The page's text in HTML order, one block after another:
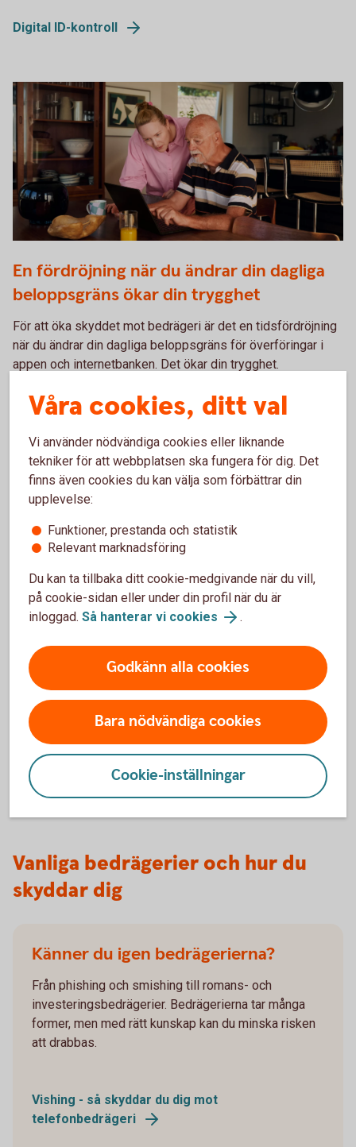
Digital ID-kontroll
En fördröjning när du ändrar din dagliga
beloppsgräns ökar din trygghet
För att öka skyddet mot bedrägeri är det en tidsfördröjning
när du ändrar din dagliga beloppsgräns för överföringar i
appen och internetbanken. Det ökar din trygghet.
Överföring – så ändrar du beloppsgräns
605380961
Bjursåskonto Trygg – ökat skydd mot
bedrägerier
Bedragare vill att du agerar snabbt. Med Bjursåskonto Trygg
skickas pengarna inte direkt vid överföringar i
internetbanken och appen, vilket ger dig tid att tänka efter.
Bjursåskonto Trygg – läs mer och öppna
Vanliga bedrägerier och hur du
skyddar dig
Känner du igen bedrägerierna?
Från phishing och smishing till romans- och
investeringsbedrägerier. Bedrägerierna tar många
former, men med rätt kunskap kan du minska risken
att drabbas.
Vishing - så skyddar du dig mot
telefonbedrägeri
Våra cookies, ditt val
Vi använder nödvändiga cookies eller liknande
tekniker för att webbplatsen ska fungera för dig. Det
finns även cookies du kan välja som förbättrar din
upplevelse:
Funktioner, prestanda och statistik
Relevant marknadsföring
Du kan ta tillbaka ditt cookie-medgivande när du vill,
på cookie-sidan eller under din profil när du är
inloggad. Så hanterar vi cookies .
Godkänn alla cookies
Bara nödvändiga cookies
Cookie-inställningar